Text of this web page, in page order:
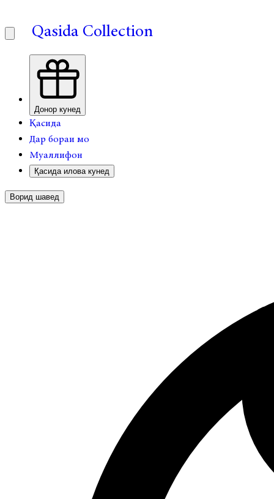
Qasida Collection
Донор кунед
Қасида
Дар бораи мо
Муаллифон
Қасида илова кунед
Ворид шавед